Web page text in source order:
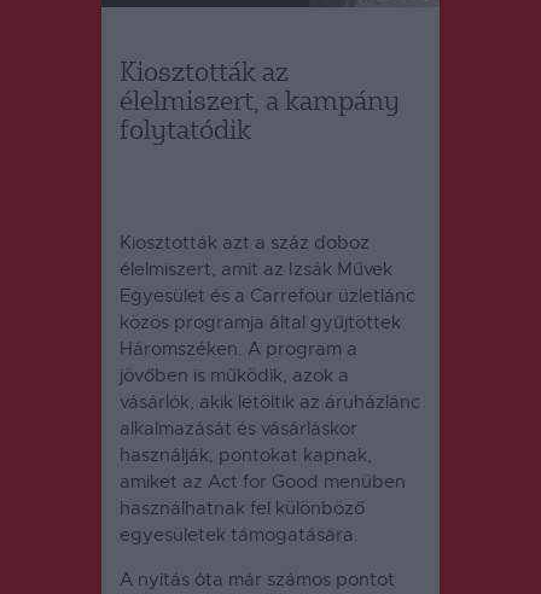
Kiosztották az
élelmiszert, a kampány
folytatódik
Kiosztották azt a száz doboz
élelmiszert, amit az Izsák Művek
Egyesület és a Carrefour üzletlánc
közös programja által gyűjtöttek
Háromszéken. A program a
jövőben is működik, azok a
vásárlók, akik letöltik az áruházlánc
alkalmazását és vásárláskor
használják, pontokat kapnak,
amiket az Act for Good menüben
használhatnak fel különböző
egyesületek támogatására.
A nyitás óta már számos pontot